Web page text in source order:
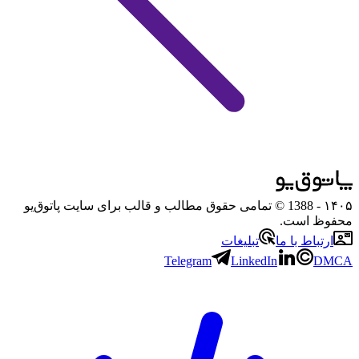
۱۴۰۵
- 1388 © تمامی حقوق مطالب و قالب برای سایت پاتوق‌یو
محفوظ است.
ارتباط با ما
تبلیغات
Telegram
LinkedIn DMCA